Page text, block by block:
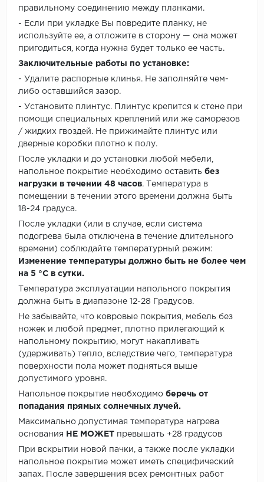
правильному соединению между планками.
- Если при укладке Вы повредите планку, не
используйте ее, а отложите в сторону — она может
пригодиться, когда нужна будет только ее часть.
Заключительные работы по установке:
- Удалите распорные клинья. Не заполняйте чем-
либо оставшийся зазор.
- Установите плинтус. Плинтус крепится к стене при
помощи специальных креплений или же саморезов
/ жидких гвоздей. Не прижимайте плинтус или
дверные коробки плотно к полу.
После укладки и до установки любой мебели,
напольное покрытие необходимо оставить без
нагрузки в течении 48 часов. Температура в
помещении в течении этого времени должна быть
18-24 градуса.
После укладки (или в случае, если система
подогрева была отключена в течение длительного
времени) соблюдайте температурный режим:
Изменение температуры должно быть не более чем
на 5 °C в сутки.
Температура эксплуатации напольного покрытия
должна быть в диапазоне 12-28 Градусов.
Не забывайте, что ковровые покрытия, мебель без
ножек и любой предмет, плотно прилегающий к
напольному покрытию, могут накапливать
(удерживать) тепло, вследствие чего, температура
поверхности пола может подняться выше
допустимого уровня.
Напольное покрытие необходимо беречь от
попадания прямых солнечных лучей.
Максимально допустимая температура нагрева
основания
НЕ МОЖЕТ превышать +28 градусов
При вскрытии новой пачки, а также после укладки
напольное покрытие может иметь специфический
запах. После завершения всех ремонтных работ